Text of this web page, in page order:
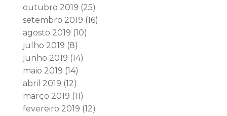
outubro 2019 (25)
setembro 2019 (16)
agosto 2019 (10)
julho 2019 (8)
junho 2019 (14)
maio 2019 (14)
abril 2019 (12)
março 2019 (11)
fevereiro 2019 (12)